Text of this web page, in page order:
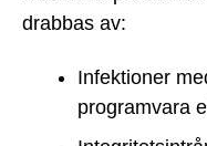
drabbas av:
Infektioner
programvara